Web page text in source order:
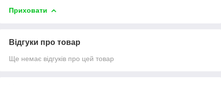
Приховати
Відгуки про товар
Ще немає відгуків про цей товар